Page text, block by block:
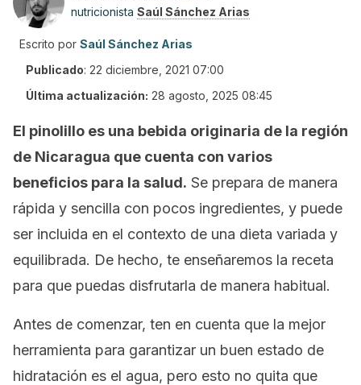
nutricionista Saúl Sánchez Arias
Escrito por Saúl Sánchez Arias
Publicado: 22 diciembre, 2021 07:00
Última actualización: 28 agosto, 2025 08:45
El pinolillo es una bebida originaria de la región
de Nicaragua que cuenta con varios
beneficios para la salud. Se prepara de manera
rápida y sencilla con pocos ingredientes, y puede
ser incluida en el contexto de una dieta variada y
equilibrada. De hecho, te enseñaremos la receta
para que puedas disfrutarla de manera habitual.
Antes de comenzar, ten en cuenta que la mejor
herramienta para garantizar un buen estado de
hidratación es el agua, pero esto no quita que